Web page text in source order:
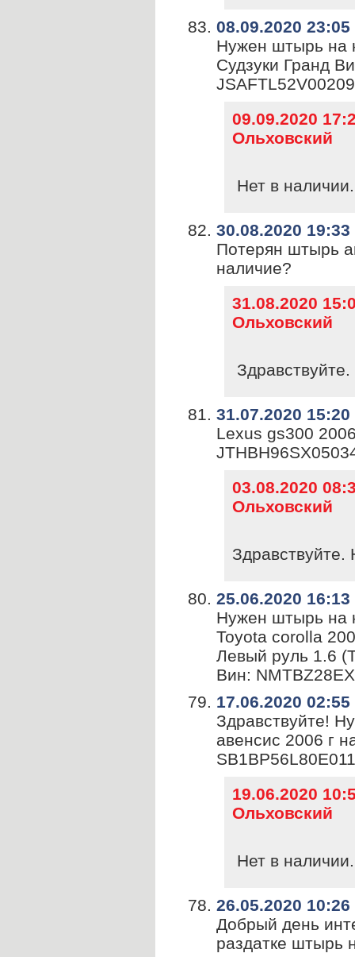
08.09.2020 23:05
Нужен штырь на
Судзуки Гранд
09.09.2020
Ольховский
Нет в наличии.
30.08.2020 19:33
Потерян штырь
наличие?
31.08.2020
Ольховский
Здравствуйте.
31.07.2020 15:20
Lexus gs300
03.08.2020
Ольховский
Здравствуйте.
25.06.2020 16:13
Нужен штырь на
Toyota corolla
Левый руль 1.6
Вин:
17.06.2020 02:55
Здравствуйте!
авенсис 2006 г
19.06.2020
Ольховский
Нет в наличии.
26.05.2020 10:26
Добрый день
раздатке штырь